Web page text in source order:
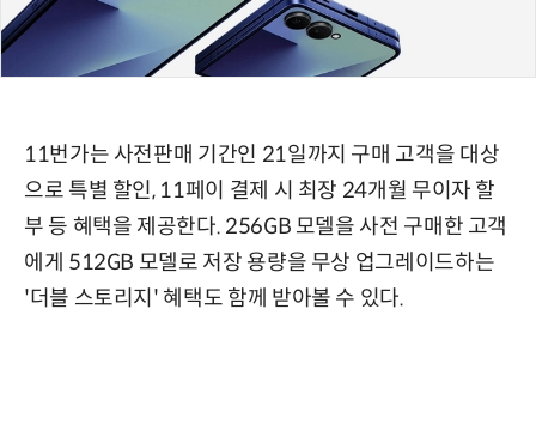
11번가는 사전판매 기간인 21일까지 구매 고객을 대상
으로 특별 할인, 11페이 결제 시 최장 24개월 무이자 할
부 등 혜택을 제공한다. 256GB 모델을 사전 구매한 고객
에게 512GB 모델로 저장 용량을 무상 업그레이드하는
'더블 스토리지' 혜택도 함께 받아볼 수 있다.